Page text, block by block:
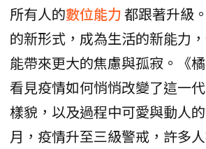
所有人的數位能力都跟著升級
的新形式，成為生活的新能力
能帶來更大的焦慮與孤寂。《
看見疫情如何悄悄改變了這一
樣貌，以及過程中可愛與動人
月，疫情升至三級警戒，許多